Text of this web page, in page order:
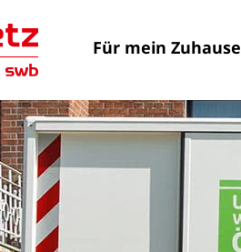
Für mein Zuhause